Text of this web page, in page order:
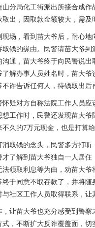
山分局化工街派出所接合成
出，因取款金额较大，需及
场，看到苗大爷后，耐心
钱的缘由。民警请苗大爷
通，苗大爷终于向民警说
解办事人员姓名时，苗大
许告诉任何人，待钱取出后
疑对方自称法院工作人员
工作时，民警还发现苗大
久的7万元现金，也是打算
取钱的念头，民警多方打
了解到苗大爷独自一人居
领取利息等为由，劝苗大
于同意不取存款了，并将
社区工作人员取得联系，让
，让苗大爷也充分感受到警
，不断扩大反诈覆盖面，